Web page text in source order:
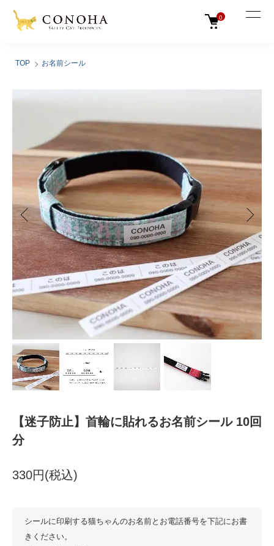
0
TOP お名前シール
【迷子防止】首輪に貼れるお名前シール 10回
分
330円(税込)
シールに印刷する猫ちゃんのお名前とお電話番号を下記にお書
きください。